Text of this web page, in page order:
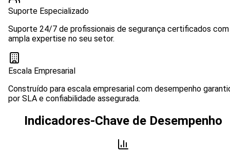
Suporte Especializado
Suporte 24/7 de profissionais de segurança certificados com
ampla expertise no seu setor.
Escala Empresarial
Construído para escala empresarial com desempenho
por SLA e confiabilidade assegurada.
Indicadores-Chave de Desempenho